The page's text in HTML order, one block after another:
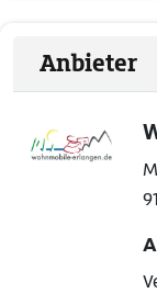
Anbieter